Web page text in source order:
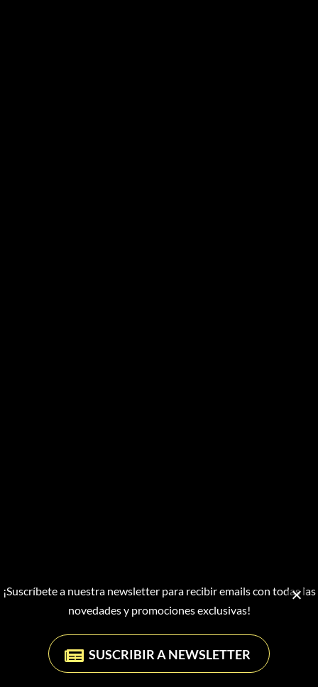
¡Suscríbete a nuestra newsletter para recibir emails con todas las
novedades y promociones exclusivas!
SUSCRIBIR A NEWSLETTER
Aquesta web utilitza cookies només per millorar la teva experiència
terrorífica...
Més informació